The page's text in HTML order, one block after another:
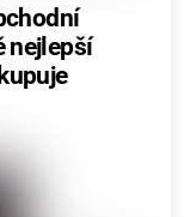
nejlepší